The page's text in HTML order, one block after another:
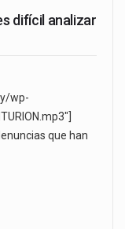
difícil analizar
wp-
que han